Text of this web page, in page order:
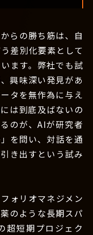
らの勝ち筋は、自
差別化要素として
ます。弊社でも試
興味深い発見があ
タを無作為に与え
は到底及ばないの
のが、AIが研究者
を問い、対話を通
き出すという試み
ォリオマネジメン
のような長期スパ
超短期プロジェク